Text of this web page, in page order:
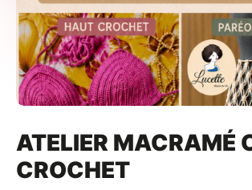
ATELIER MACRAMÉ
CROCHET